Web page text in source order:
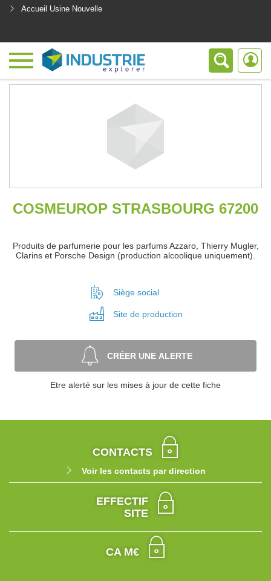
Accueil Usine Nouvelle
COSMEUROP STRASBOURG 67200
Produits de parfumerie pour les parfums Azzaro, Thierry Mugler,
Clarins et Porsche Design (production alcoolique uniquement).
Siège social
Site de production
CRÉER UNE ALERTE
Etre alerté sur les mises à jour de cette fiche
CONTACTS
Voir les contacts par direction
EFFECTIF
SITE
CA M€